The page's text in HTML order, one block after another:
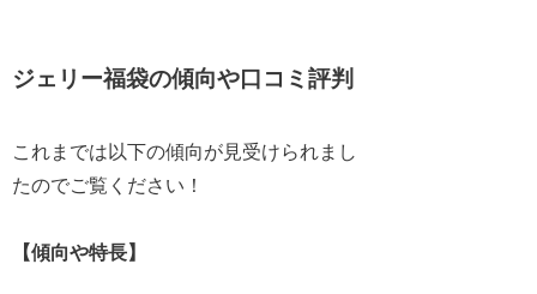
ジェリー福袋の傾向や口コミ評判
これまでは以下の傾向が見受けられまし
たのでご覧ください！
【傾向や特長】